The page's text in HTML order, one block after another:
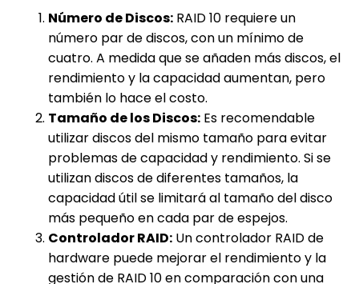
Número de Discos: RAID 10 requiere un
número par de discos, con un mínimo de
cuatro. A medida que se añaden más discos, el
rendimiento y la capacidad aumentan, pero
también lo hace el costo.
Tamaño de los Discos: Es recomendable
utilizar discos del mismo tamaño para evitar
problemas de capacidad y rendimiento. Si se
utilizan discos de diferentes tamaños, la
capacidad útil se limitará al tamaño del disco
más pequeño en cada par de espejos.
Controlador RAID: Un controlador RAID de
hardware puede mejorar el rendimiento y la
gestión de RAID 10 en comparación con una